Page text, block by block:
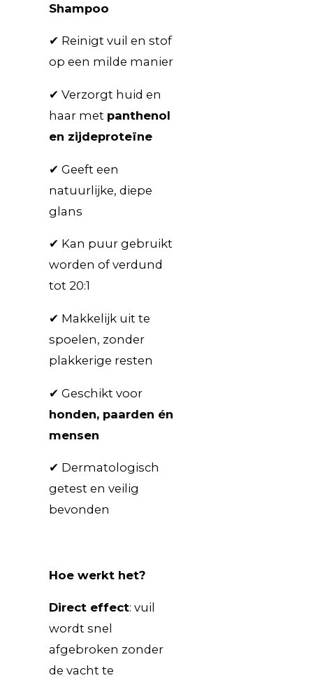
Shampoo
✔ Reinigt vuil en stof
op een milde manier
✔ Verzorgt huid en
haar met panthenol
en zijdeproteïne
✔ Geeft een
natuurlijke, diepe
glans
✔ Kan puur gebruikt
worden of verdund
tot 20:1
✔ Makkelijk uit te
spoelen, zonder
plakkerige resten
✔ Geschikt voor
honden, paarden én
mensen
✔ Dermatologisch
getest en veilig
bevonden
Hoe werkt het?
Direct effect: vuil
wordt snel
afgebroken zonder
de vacht te